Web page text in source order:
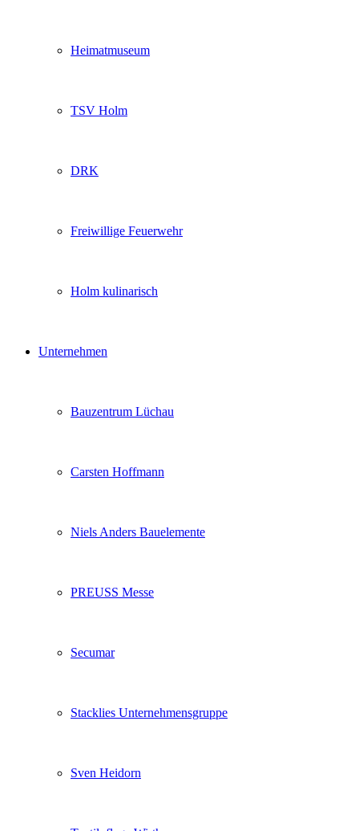
Heimatmuseum
TSV Holm
DRK
Freiwillige Feuerwehr
Holm kulinarisch
Unternehmen
Bauzentrum Lüchau
Carsten Hoffmann
Niels Anders Bauelemente
PREUSS Messe
Secumar
Stacklies Unternehmensgruppe
Sven Heidorn